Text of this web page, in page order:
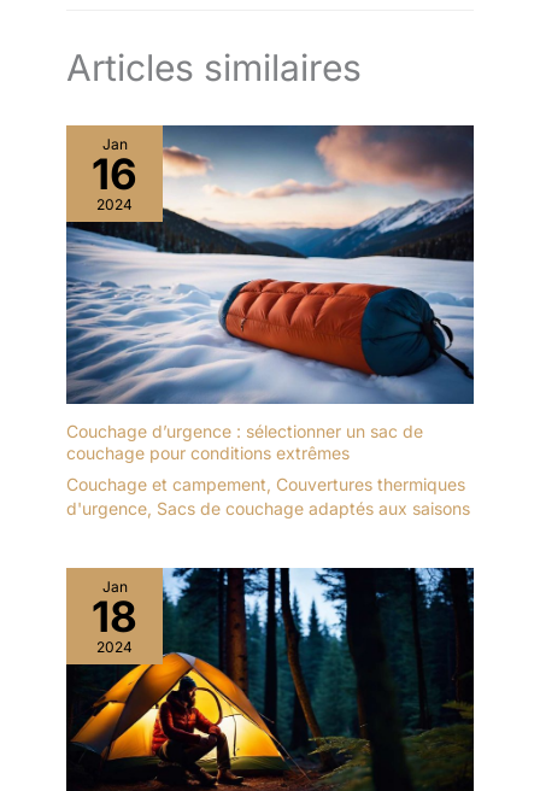
Articles similaires
Jan
16
2024
Couchage d’urgence : sélectionner un sac de
couchage pour conditions extrêmes
Couchage et campement, Couvertures thermiques
d'urgence, Sacs de couchage adaptés aux saisons
Jan
18
2024